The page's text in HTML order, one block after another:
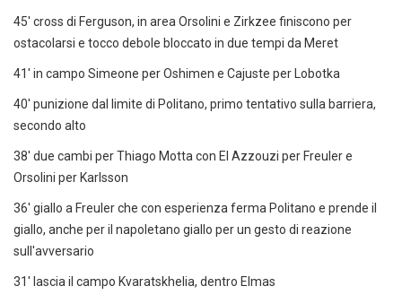
45' cross di Ferguson, in area Orsolini e Zirkzee finiscono per
ostacolarsi e tocco debole bloccato in due tempi da Meret
41' in campo Simeone per Oshimen e Cajuste per Lobotka
40' punizione dal limite di Politano, primo tentativo sulla barriera,
secondo alto
38' due cambi per Thiago Motta con El Azzouzi per Freuler e
Orsolini per Karlsson
36' giallo a Freuler che con esperienza ferma Politano e prende il
giallo, anche per il napoletano giallo per un gesto di reazione
sull'avversario
31' lascia il campo Kvaratskhelia, dentro Elmas